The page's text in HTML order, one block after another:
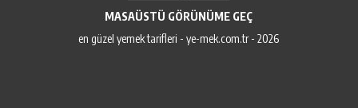
MASAÜSTÜ GÖRÜNÜME GEÇ
en güzel yemek tarifleri - ye-mek.com.tr - 2026